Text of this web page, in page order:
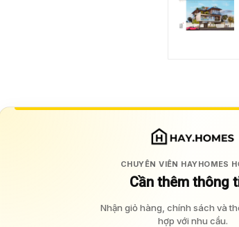
CHUYÊN VIÊN HAYHOMES
Cần thêm thông
Nhận giỏ hàng, chính sách và
hợp với nhu cầu.